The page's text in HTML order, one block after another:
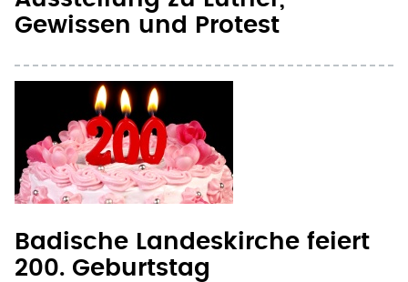
Gewissen und Protest
Badische Landeskirche feiert
200. Geburtstag